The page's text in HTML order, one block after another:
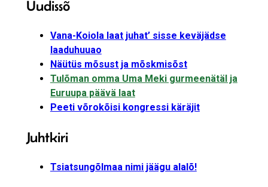
Uudissõ
Vana-Koiola laat juhat’ sisse keväjädse
laaduhuuao
Näütüs mõsust ja mõskmisõst
Tulõman omma Uma Meki gurmeenätäl ja
Euruupa päävä laat
Peeti võrokõisi kongressi käräjit
Juhtkiri
Tsiatsungõlmaa nimi jäägu alalõ!